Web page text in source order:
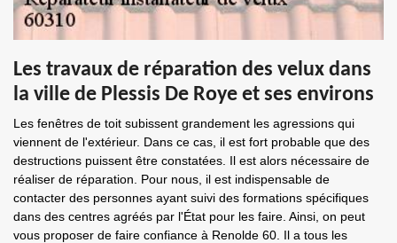
Les travaux de réparation des velux dans
la ville de Plessis De Roye et ses environs
Les fenêtres de toit subissent grandement les agressions qui
viennent de l'extérieur. Dans ce cas, il est fort probable que des
destructions puissent être constatées. Il est alors nécessaire de
réaliser de réparation. Pour nous, il est indispensable de
contacter des personnes ayant suivi des formations spécifiques
dans des centres agréés par l'État pour les faire. Ainsi, on peut
vous proposer de faire confiance à Renolde 60. Il a tous les